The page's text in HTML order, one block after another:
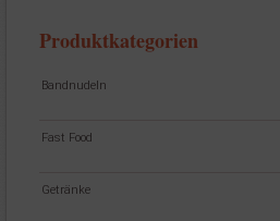
Produktkategorien
Bandnudeln
Fast Food
Getränke